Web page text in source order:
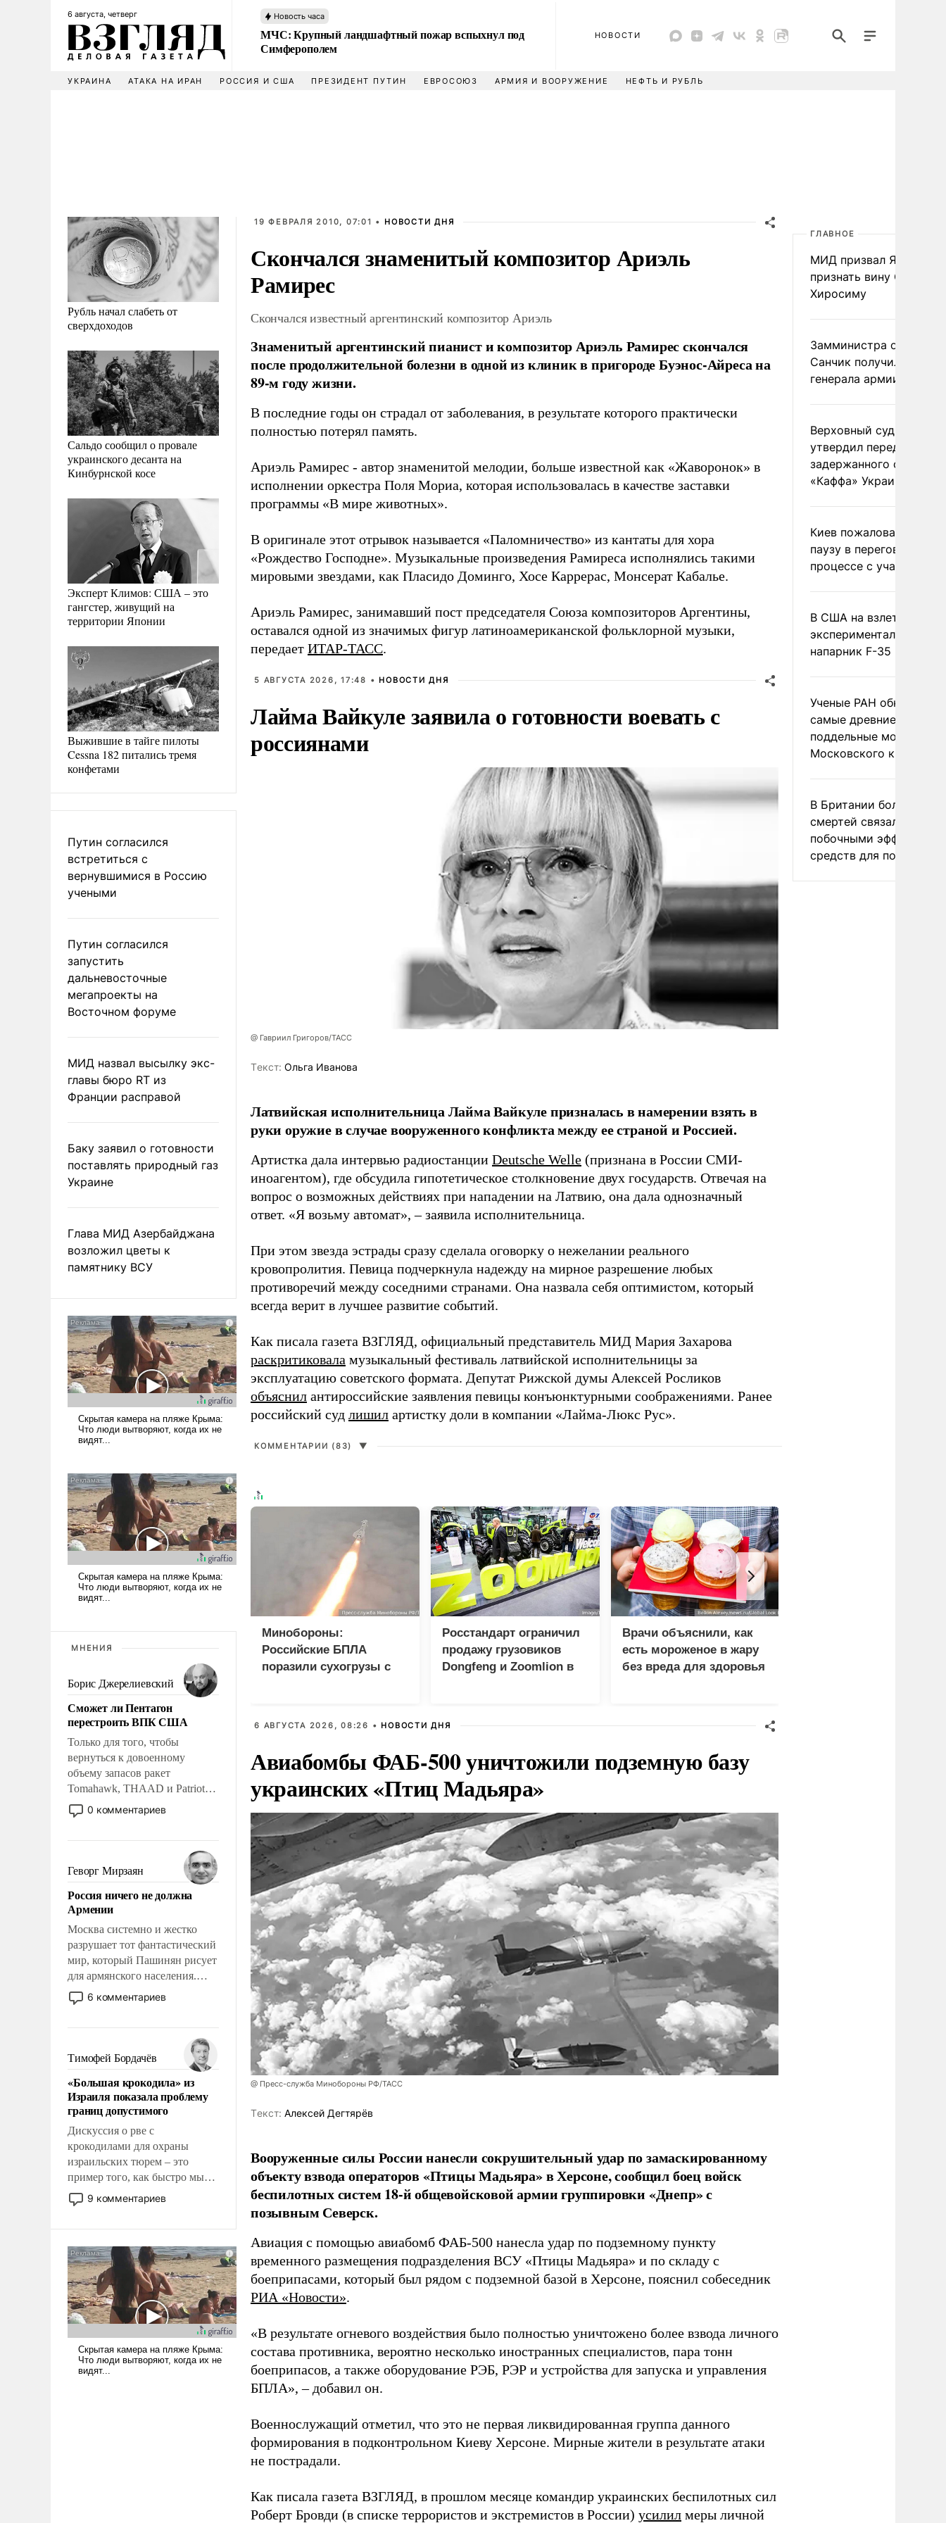
6 августа, четверг Новость часа
МЧС: Крупный ландшафтный пожар вспыхнул под
Симферополем
НОВОСТИ
УКРАИНА АТАКА НА ИРАН РОССИЯ И США ПРЕЗИДЕНТ ПУТИН ЕВРОСОЮЗ АРМИЯ И ВООРУЖЕНИЕ НЕФТЬ И РУБЛЬ
Рубль начал слабеть от
сверхдоходов
Сальдо сообщил о провале
украинского десанта на
Кинбурнской косе
Эксперт Климов: США – это
гангстер, живущий на
территории Японии
Выжившие в тайге пилоты
Cessna 182 питались тремя
конфетами
Путин согласился
встретиться с
вернувшимися в Россию
учеными
Путин согласился
запустить
дальневосточные
мегапроекты на
Восточном форуме
МИД назвал высылку экс-
главы бюро RT из
Франции расправой
Баку заявил о готовности
поставлять природный газ
Украине
Глава МИД Азербайджана
возложил цветы к
памятнику ВСУ
МНЕНИЯ
Борис Джерелиевский
Сможет ли Пентагон
перестроить ВПК США
Только для того, чтобы
вернуться к довоенному
объему запасов ракет
Tomahawk, THAAD и Patriot
США потребуется более трех
лет. Даже небольшая война с
Сложившаяся ситуация
означает многолетний период
уязвимости США, например,
перед Китаем.
0 комментариев
Геворг Мирзаян
Россия ничего не должна
Армении
Москва системно и жестко
разрушает тот фантастический
мир, который Пашинян рисует
для армянского населения.
Мир, где этому населению все
должны просто по
политические прожекты будут
беспрекословно оплачиваться
за счет российских
налогоплательщиков и где за
свои поступки не нужно
отвечать.
6 комментариев
Тимофей Бордачёв
«Большая крокодила» из
Израиля показала проблему
границ допустимого
Дискуссия о рве с
крокодилами для охраны
израильских тюрем – это
пример того, как быстро мы
двигаемся по пути
революционных изменений.
псевдонаучной фантастики,
стало всерьез обсуждаемой
идеей.
9 комментариев
19 ФЕВРАЛЯ 2010, 07:01 • НОВОСТИ ДНЯ
Скончался знаменитый композитор Ариэль
Рамирес
Скончался известный аргентинский композитор Ариэль
Знаменитый аргентинский пианист и композитор Ариэль Рамирес скончался
после продолжительной болезни в одной из клиник в пригороде Буэнос-Айреса на
89-м году жизни.
В последние годы он страдал от заболевания, в результате которого практически
полностью потерял память.
Ариэль Рамирес - автор знаменитой мелодии, больше известной как «Жаворонок» в
исполнении оркестра Поля Мориа, которая использовалась в качестве заставки
программы «В мире животных».
В оригинале этот отрывок называется «Паломничество» из кантаты для хора
«Рождество Господне». Музыкальные произведения Рамиреса исполнялись такими
мировыми звездами, как Пласидо Доминго, Хосе Каррерас, Монсерат Кабалье.
Ариэль Рамирес, занимавший пост председателя Союза композиторов Аргентины,
оставался одной из значимых фигур латиноамериканской фольклорной музыки,
передает ИТАР-ТАСС.
5 АВГУСТА 2026, 17:48 • НОВОСТИ ДНЯ
Лайма Вайкуле заявила о готовности воевать с
россиянами
@ Гавриил Григоров/ТАСС
Tекст: Ольга Иванова
Латвийская исполнительница Лайма Вайкуле призналась в намерении взять в
руки оружие в случае вооруженного конфликта между ее страной и Россией.
Артистка дала интервью радиостанции Deutsche Welle (признана в России СМИ-
иноагентом), где обсудила гипотетическое столкновение двух государств. Отвечая на
вопрос о возможных действиях при нападении на Латвию, она дала однозначный
ответ. «Я возьму автомат», – заявила исполнительница.
При этом звезда эстрады сразу сделала оговорку о нежелании реального
кровопролития. Певица подчеркнула надежду на мирное разрешение любых
противоречий между соседними странами. Она назвала себя оптимистом, который
всегда верит в лучшее развитие событий.
Как писала газета ВЗГЛЯД, официальный представитель МИД Мария Захарова
раскритиковала музыкальный фестиваль латвийской исполнительницы за
эксплуатацию советского формата. Депутат Рижской думы Алексей Росликов
объяснил антироссийские заявления певицы конъюнктурными соображениями. Ранее
российский суд лишил артистку доли в компании «Лайма-Люкс Рус».
КОММЕНТАРИИ (83) ▼
Минобороны:
Российские БПЛА
поразили сухогрузы с
Росстандарт ограничил
продажу грузовиков
Dongfeng и Zoomlion в
Врачи объяснили, как
есть мороженое в жару
без вреда для здоровья
6 АВГУСТА 2026, 08:26 • НОВОСТИ ДНЯ
Авиабомбы ФАБ-500 уничтожили подземную базу
украинских «Птиц Мадьяра»
@ Пресс-служба Минобороны РФ/ТАСС
Tекст: Алексей Дегтярёв
Вооруженные силы России нанесли сокрушительный удар по замаскированному
объекту взвода операторов «Птицы Мадьяра» в Херсоне, сообщил боец войск
беспилотных систем 18-й общевойсковой армии группировки «Днепр» с
позывным Северск.
Авиация с помощью авиабомб ФАБ-500 нанесла удар по подземному пункту
временного размещения подразделения ВСУ «Птицы Мадьяра» и по складу с
боеприпасами, который был рядом с подземной базой в Херсоне, пояснил собеседник
РИА «Новости».
«В результате огневого воздействия было полностью уничтожено более взвода личного
состава противника, вероятно несколько иностранных специалистов, пара тонн
боеприпасов, а также оборудование РЭБ, РЭР и устройства для запуска и управления
БПЛА», – добавил он.
Военнослужащий отметил, что это не первая ликвидированная группа данного
формирования в подконтрольном Киеву Херсоне. Мирные жители в результате атаки
не пострадали.
Как писала газета ВЗГЛЯД, в прошлом месяце командир украинских беспилотных сил
Роберт Бровди (в списке террористов и экстремистов в России) усилил меры личной
ГЛАВНОЕ
МИД призвал Японию
признать вину США за
Хиросиму
Замминистра обороны
Санчик получил звание
генерала армии
Верховный суд Швеции
утвердил передачу
задержанного
«Каффа» Украине
Киев пожаловался на
паузу в переговорном
процессе с участием
В США на взлете
экспериментальный
напарник F-35
Ученые РАН
самые древние
поддельные монеты
Московского
В Британии более ста
смертей связали с
побочными эффектами
средств для похудения